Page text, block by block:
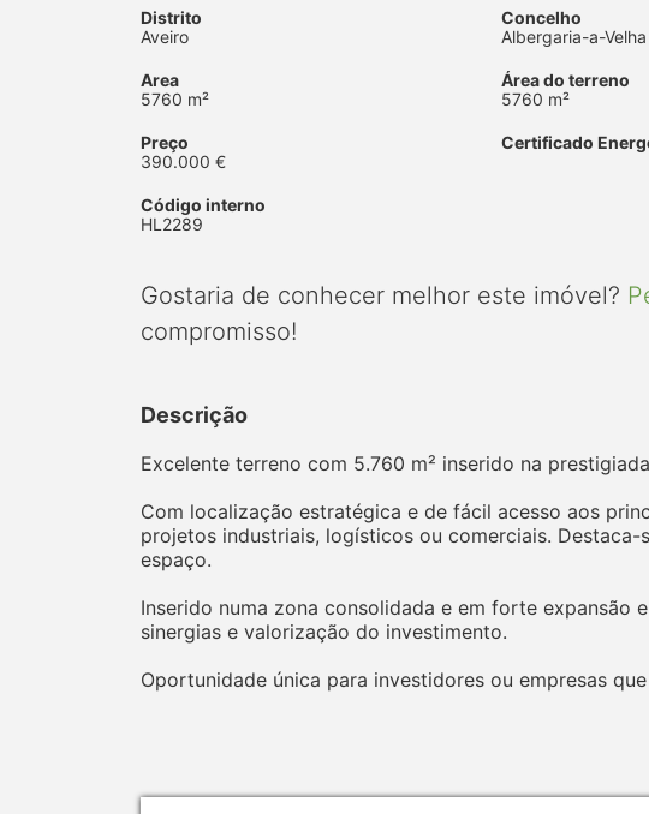
Distrito
Aveiro
Concelho
Albergaria-a-Velha
Area
5760 m²
Área do terreno
5760 m²
Preço
390.000 €
Certificado
Código interno
HL2289
Gostaria de conhecer melhor este imóvel?
compromisso!
Descrição
Excelente terreno com 5.760 m² inserido na
Com localização estratégica e de fácil acesso aos
projetos industriais, logísticos ou comerciais.
espaço.
Inserido numa zona consolidada e em forte expansão
sinergias e valorização do investimento.
Oportunidade única para investidores ou empresas